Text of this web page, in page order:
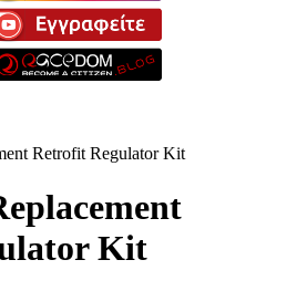
Retrofit Regulator Kit
Kit